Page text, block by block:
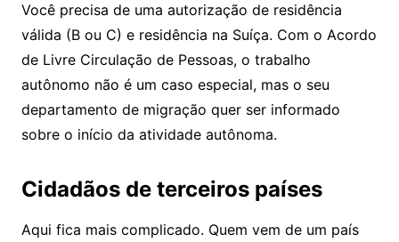
Você precisa de uma autorização de residência
válida (B ou C) e residência na Suíça. Com o Acordo
de Livre Circulação de Pessoas, o trabalho
autônomo não é um caso especial, mas o seu
departamento de migração quer ser informado
sobre o início da atividade autônoma.
Cidadãos de terceiros países
Aqui fica mais complicado. Quem vem de um país